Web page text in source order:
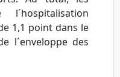
1,1 point dans le
l´enveloppe des